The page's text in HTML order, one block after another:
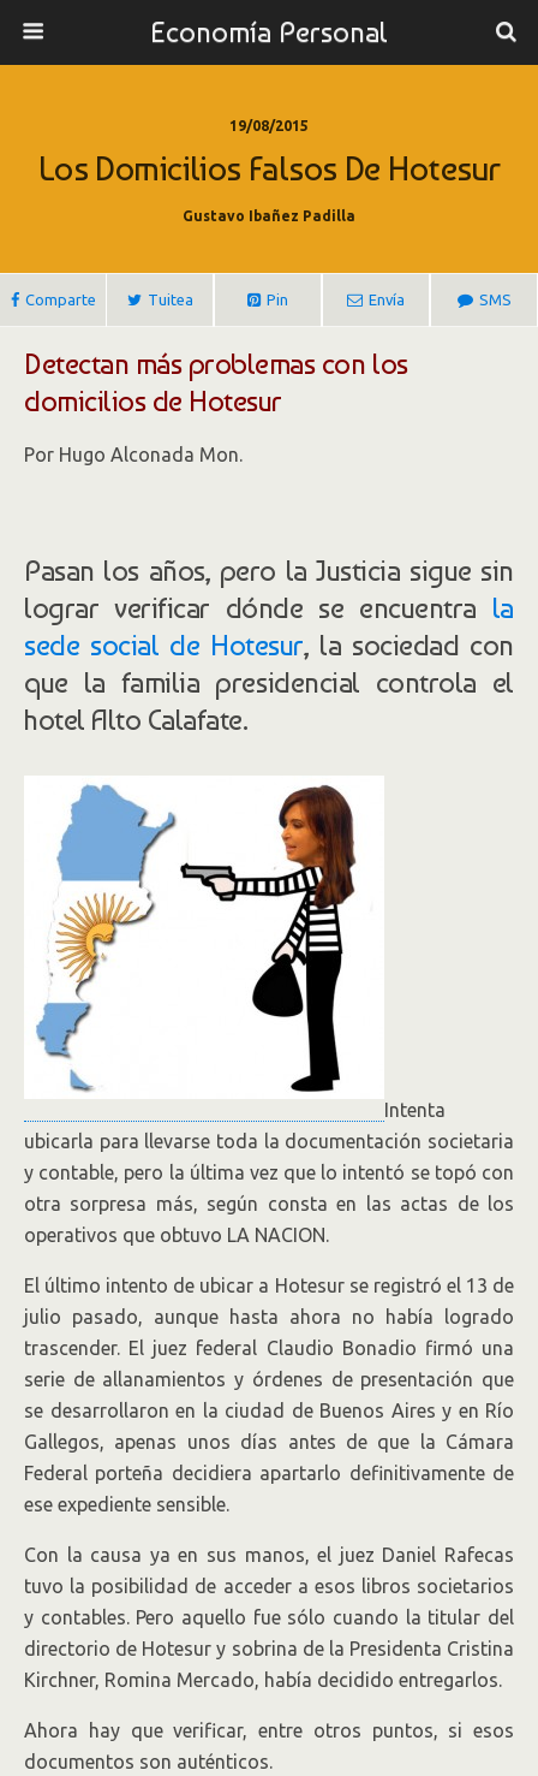
Economía Personal
19/08/2015
Los Domicilios Falsos De Hotesur
Gustavo Ibañez Padilla
Comparte Tuitea Pin Envía SMS
Detectan más problemas con los
domicilios de Hotesur
Por Hugo Alconada Mon.
Pasan los años, pero la Justicia sigue sin
lograr verificar dónde se encuentra la
sede social de Hotesur, la sociedad con
que la familia presidencial controla el
hotel Alto Calafate.
Intenta
ubicarla para llevarse toda la documentación societaria
y contable, pero la última vez que lo intentó se topó con
otra sorpresa más, según consta en las actas de los
operativos que obtuvo LA NACION.
El último intento de ubicar a Hotesur se registró el 13 de
julio pasado, aunque hasta ahora no había logrado
trascender. El juez federal Claudio Bonadio firmó una
serie de allanamientos y órdenes de presentación que
se desarrollaron en la ciudad de Buenos Aires y en Río
Gallegos, apenas unos días antes de que la Cámara
Federal porteña decidiera apartarlo definitivamente de
ese expediente sensible.
Con la causa ya en sus manos, el juez Daniel Rafecas
tuvo la posibilidad de acceder a esos libros societarios
y contables. Pero aquello fue sólo cuando la titular del
directorio de Hotesur y sobrina de la Presidenta Cristina
Kirchner, Romina Mercado, había decidido entregarlos.
Ahora hay que verificar, entre otros puntos, si esos
documentos son auténticos.